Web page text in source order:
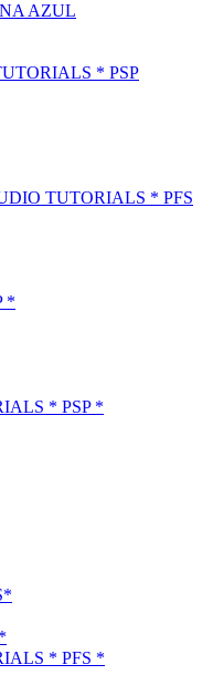
AZUL
* PSP
TUTORIALS * PFS
*
* PSP *
* PFS *